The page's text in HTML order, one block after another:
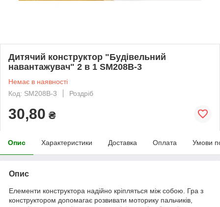
Дитячий конструктор "Будівельний
навантажувач" 2 в 1 SM208B-3
Немає в наявності
Код: SM208B-3
Роздріб
30,80 ₴
Опис Характеристики Доставка Оплата Умови
Опис
Елементи конструктора надійно кріпляться між собою. Гра з
конструктором допомагає розвивати моторику пальчиків,